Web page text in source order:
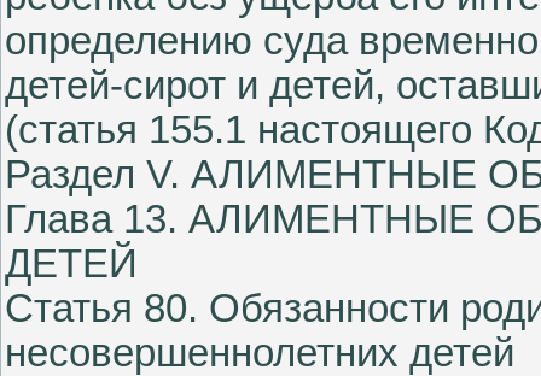
определению суда
детей-сирот и детей,
(статья 155.1 настоящего
Раздел V. АЛИМЕНТНЫЕ
Глава 13. АЛИМЕНТНЫЕ
ДЕТЕЙ
Статья 80. Обязанности
несовершеннолетних детей